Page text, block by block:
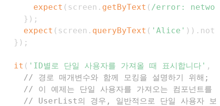
expect ( screen . getByText ( /error:
} ) ;
expect ( screen . queryByText ( 'Alice' ) ) . not
} ) ;
it ( 'ID별로 단일 사용자를 가져올 때 표시합니다' ,
// 경로 매개변수와 함께 모킹을 설명하기 위해;
// 이 예제는 단일 사용자를 가져오는 컴포넌트를
// UserList의 경우, 일반적으로 단일 사용자 보